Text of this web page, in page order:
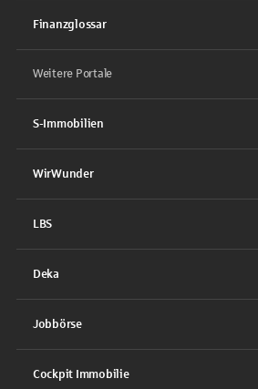
Finanzglossar
Weitere Portale
S-Immobilien
WirWunder
LBS
Deka
Jobbörse
Cockpit Immobilie